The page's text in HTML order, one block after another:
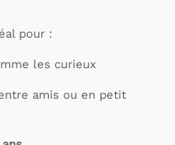
pour :
les curieux
amis ou en petit